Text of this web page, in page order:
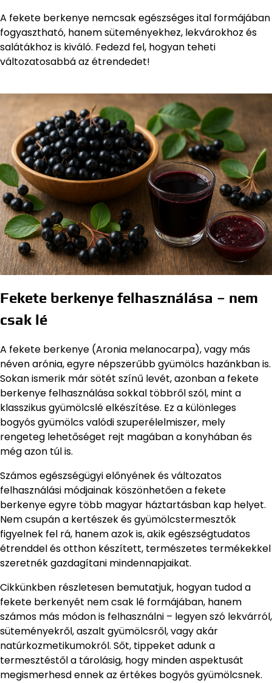
A fekete berkenye nemcsak egészséges ital formájában
fogyasztható, hanem süteményekhez, lekvárokhoz és
salátákhoz is kiváló. Fedezd fel, hogyan teheti
változatosabbá az étrendedet!
Fekete berkenye felhasználása – nem
csak lé
A fekete berkenye (Aronia melanocarpa), vagy más
néven arónia, egyre népszerűbb gyümölcs hazánkban is.
Sokan ismerik már sötét színű levét, azonban a fekete
berkenye felhasználása sokkal többről szól, mint a
klasszikus gyümölcslé elkészítése. Ez a különleges
bogyós gyümölcs valódi szuperélelmiszer, mely
rengeteg lehetőséget rejt magában a konyhában és
még azon túl is.
Számos egészségügyi előnyének és változatos
felhasználási módjainak köszönhetően a fekete
berkenye egyre több magyar háztartásban kap helyet.
Nem csupán a kertészek és gyümölcstermesztők
figyelnek fel rá, hanem azok is, akik egészségtudatos
étrenddel és otthon készített, természetes termékekkel
szeretnék gazdagítani mindennapjaikat.
Cikkünkben részletesen bemutatjuk, hogyan tudod a
fekete berkenyét nem csak lé formájában, hanem
számos más módon is felhasználni – legyen szó lekvárról,
süteményekről, aszalt gyümölcsről, vagy akár
natúrkozmetikumokról. Sőt, tippeket adunk a
termesztéstől a tárolásig, hogy minden aspektusát
megismerhesd ennek az értékes bogyós gyümölcsnek.